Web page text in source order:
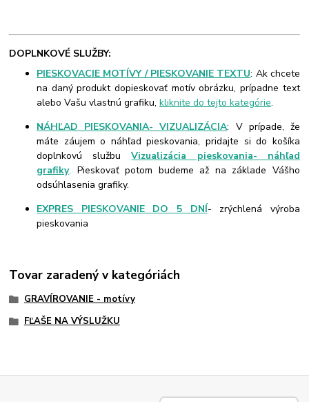
DOPLNKOVÉ SLUŽBY:
PIESKOVACIE MOTÍVY / PIESKOVANIE TEXTU: Ak chcete
na daný produkt dopieskovať motív obrázku, prípadne text
alebo Vašu vlastnú grafiku,kliknite do tejto kategórie.
NÁHĽAD PIESKOVANIA- VIZUALIZÁCIA: V prípade, že
máte záujem o náhľad pieskovania, pridajte si do košíka
doplnkovú službuVizualizácia pieskovania- náhľad
grafiky. Pieskovať potom budeme až na základe Vášho
odsúhlasenia grafiky.
EXPRES PIESKOVANIE DO 5 DNÍ- zrýchlená výroba
pieskovania
Tovar zaradený v kategóriách
GRAVÍROVANIE - motívy
FĽAŠE NA VÝSLUŽKU